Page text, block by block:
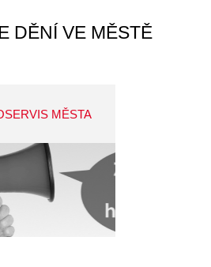
DĚNÍ VE MĚSTĚ
MĚSTA